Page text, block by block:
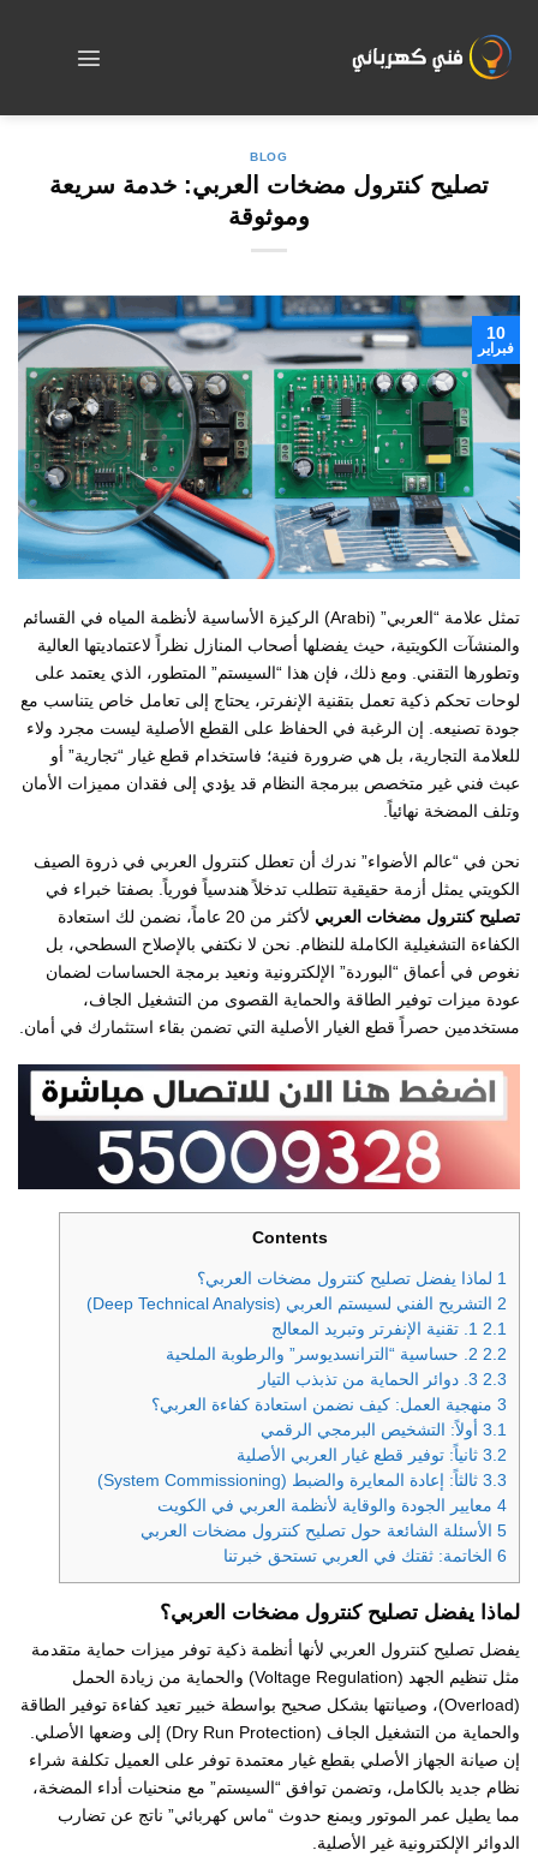
content
BLOG
تصليح كنترول مضخات العربي: خدمة سريعة
وموثوقة
10
فبراير
تمثل علامة “العربي” (Arabi) الركيزة الأساسية لأنظمة المياه في القسائم
والمنشآت الكويتية، حيث يفضلها أصحاب المنازل نظراً لاعتماديتها العالية
وتطورها التقني. ومع ذلك، فإن هذا “السيستم” المتطور، الذي يعتمد على
لوحات تحكم ذكية تعمل بتقنية الإنفرتر، يحتاج إلى تعامل خاص يتناسب مع
جودة تصنيعه. إن الرغبة في الحفاظ على القطع الأصلية ليست مجرد ولاء
للعلامة التجارية، بل هي ضرورة فنية؛ فاستخدام قطع غيار “تجارية” أو
عبث فني غير متخصص ببرمجة النظام قد يؤدي إلى فقدان مميزات الأمان
وتلف المضخة نهائياً.
نحن في “عالم الأضواء” ندرك أن تعطل كنترول العربي في ذروة الصيف
الكويتي يمثل أزمة حقيقية تتطلب تدخلاً هندسياً فورياً. بصفتا خبراء في
تصليح كنترول مضخات العربي
لأكثر من 20 عاماً، نضمن لك استعادة
الكفاءة التشغيلية الكاملة للنظام. نحن لا نكتفي بالإصلاح السطحي، بل
نغوص في أعماق “البوردة” الإلكترونية ونعيد برمجة الحساسات لضمان
عودة ميزات توفير الطاقة والحماية القصوى من التشغيل الجاف،
مستخدمين حصراً قطع الغيار الأصلية التي تضمن بقاء استثمارك في أمان.
Contents
1 لماذا يفضل تصليح كنترول مضخات العربي؟
2 التشريح الفني لسيستم العربي (Deep Technical Analysis)
2.1
2.2
2.3
3 منهجية العمل: كيف نضمن استعادة كفاءة العربي؟
3.1 أولاً: التشخيص البرمجي الرقمي
3.2 ثانياً: توفير قطع غيار العربي الأصلية
3.3 ثالثاً: إعادة المعايرة والضبط (System Commissioning)
4 معايير الجودة والوقاية لأنظمة العربي في الكويت
5 الأسئلة الشائعة حول تصليح كنترول مضخات العربي
6 الخاتمة: ثقتك في العربي تستحق خبرتنا
لماذا يفضل تصليح كنترول مضخات العربي؟
يفضل تصليح كنترول العربي لأنها أنظمة ذكية توفر ميزات حماية متقدمة
مثل تنظيم الجهد (Voltage Regulation) والحماية من زيادة الحمل
(Overload)، وصيانتها بشكل صحيح بواسطة خبير تعيد كفاءة توفير الطاقة
والحماية من التشغيل الجاف (Dry Run Protection) إلى وضعها الأصلي.
إن صيانة الجهاز الأصلي بقطع غيار معتمدة توفر على العميل تكلفة شراء
نظام جديد بالكامل، وتضمن توافق “السيستم” مع منحنيات أداء المضخة،
مما يطيل عمر الموتور ويمنع حدوث “ماس كهربائي” ناتج عن تضارب
الدوائر الإلكترونية غير الأصلية.